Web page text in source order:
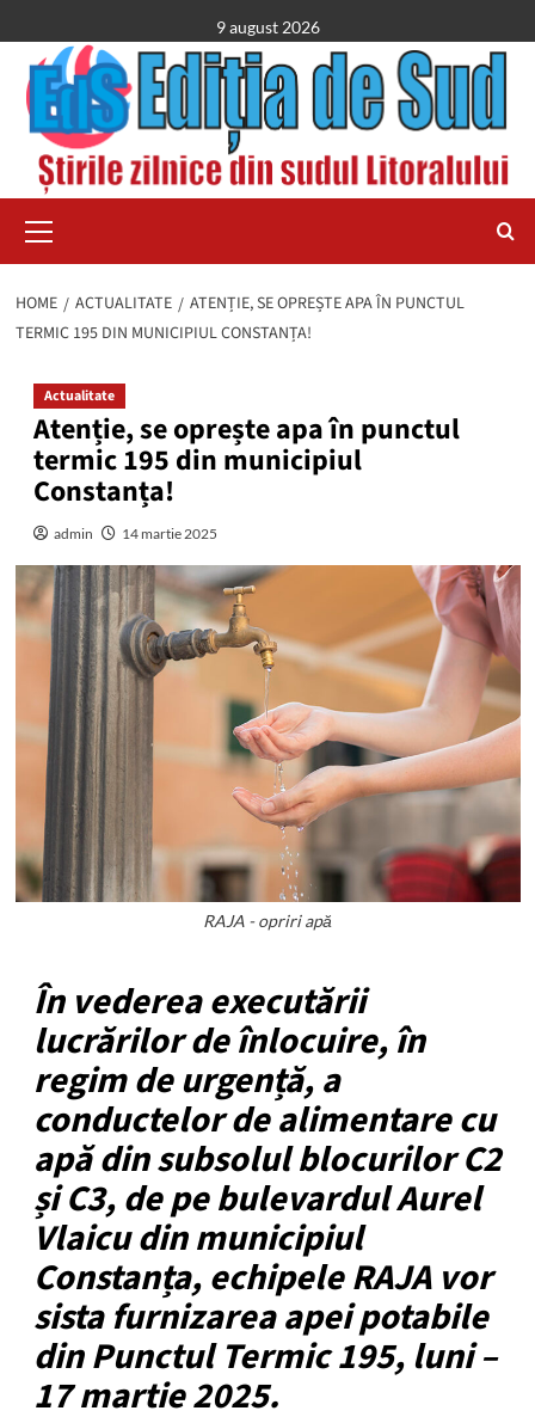
to
content
9 august 2026
Menu
HOME ACTUALITATE
ATENȚIE, SE OPREȘTE APA ÎN PUNCTUL
TERMIC 195 DIN MUNICIPIUL CONSTANȚA!
Actualitate
Atenție, se oprește apa în punctul
termic 195 din municipiul
Constanța!
admin 14 martie 2025
RAJA - opriri apă
În vederea executării
lucrărilor de înlocuire, în
regim de urgență, a
conductelor de alimentare cu
apă din subsolul blocurilor C2
și C3, de pe bulevardul Aurel
Vlaicu din municipiul
Constanța, echipele RAJA vor
sista furnizarea apei potabile
din Punctul Termic 195, luni –
17 martie 2025.